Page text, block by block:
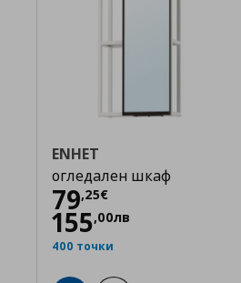
ENHET
огледален шкаф
79,25€
Цена
155,00лв
400 точки